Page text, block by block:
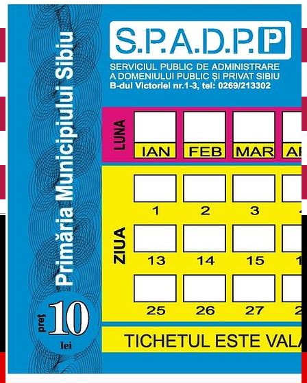
English